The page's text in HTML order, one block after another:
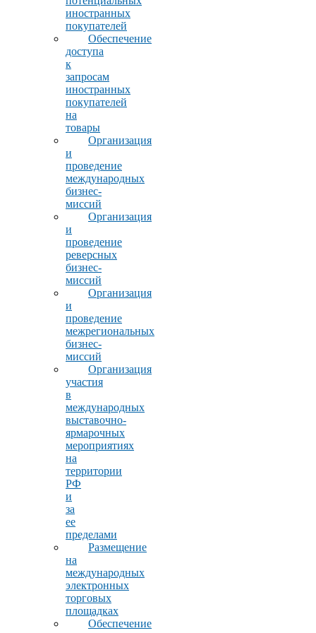
иностранных
покупателей
Обеспечение
доступа
к
запросам
иностранных
покупателей
на
товары
Организация
и
проведение
международных
бизнес-
миссий
Организация
и
проведение
реверсных
бизнес-
миссий
Организация
и
проведение
межрегиональных
бизнес-
миссий
Организация
участия
в
международных
выставочно-
ярмарочных
мероприятиях
на
территории
РФ
и
за
ее
пределами
Размещение
на
международных
электронных
торговых
площадках
Обеспечение